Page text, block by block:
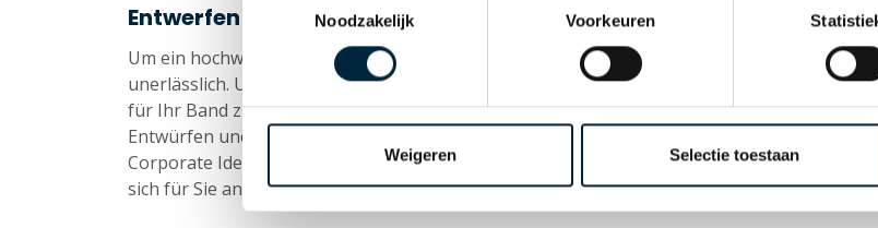
Noodzakelijk
Voorkeuren
Weigeren Selectie toestaan
Entwerfen von Klebebändern
Um ein hochwertiges und ansprechendes Druckresultat zu gewährleisten, ist ein
unerlässlich. Unsere Designer stehen Ihnen zur Seite, um Ihnen bei der Erstellung des
für Ihr Band zu helfen. Wir verfügen über umfangreiche Erfahrung bei der Erstellung einer
Entwürfen und sind gerne bereit, diese Erfahrung für Sie einzusetzen. Senden Sie Ihre
Corporate Identity und andere Informationen in einer Vektordatei per E-Mail, und unsere
sich für Sie an die Arbeit machen.